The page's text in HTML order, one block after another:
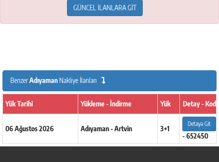
GÜNCEL İLANLARA GİT
BenzerAdıyaman Nakliye İlanları
Yük Tarihi Yükleme - İndirme Yük Detay - Kod
06 Ağustos 2026 Adıyaman - Artvin 3+1
Detaya Git
- 652450